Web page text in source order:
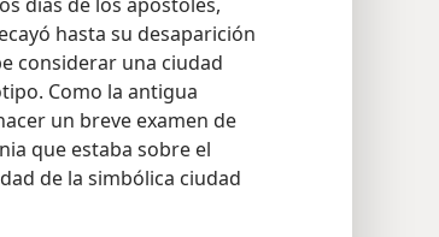
hasta su desaparición
considerar una ciudad
Como la antigua
un breve examen de
que estaba sobre el
de la simbólica ciudad